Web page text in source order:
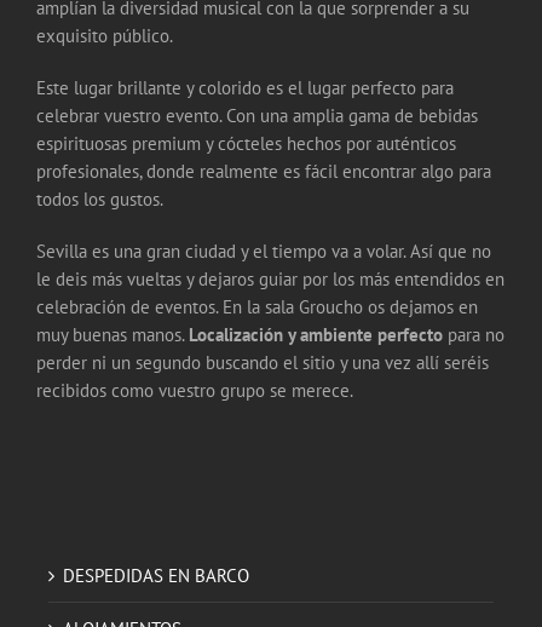
amplían la diversidad musical con la que sorprender a su
exquisito público.
Este lugar brillante y colorido es el lugar perfecto para
celebrar vuestro evento. Con una amplia gama de bebidas
espirituosas premium y cócteles hechos por auténticos
profesionales, donde realmente es fácil encontrar algo para
todos los gustos.
Sevilla es una gran ciudad y el tiempo va a volar. Así que no
le deis más vueltas y dejaros guiar por los más entendidos en
celebración de eventos. En la sala Groucho os dejamos en
muy buenas manos. Localización y ambiente perfecto para no
perder ni un segundo buscando el sitio y una vez allí seréis
recibidos como vuestro grupo se merece.
DESPEDIDAS EN BARCO